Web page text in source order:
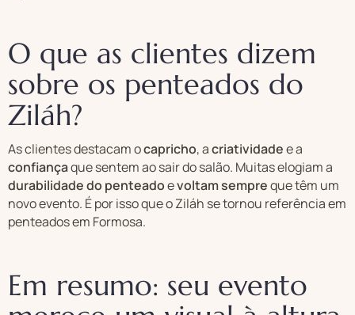
O que as clientes dizem
sobre os penteados do
Ziláh?
As clientes destacam ocapricho, acriatividadee a
confiançaque sentem ao sair do salão. Muitas elogiam a
durabilidade do penteadoevoltam sempreque têm um
novo evento. É por isso que o Ziláh se tornou referência em
penteados em Formosa.
Em resumo: seu evento